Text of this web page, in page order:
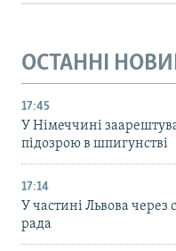
ОСТАННІ
17:45
У Німеччині
підозрою в шпигунстві
17:14
У частині Львова через
рада